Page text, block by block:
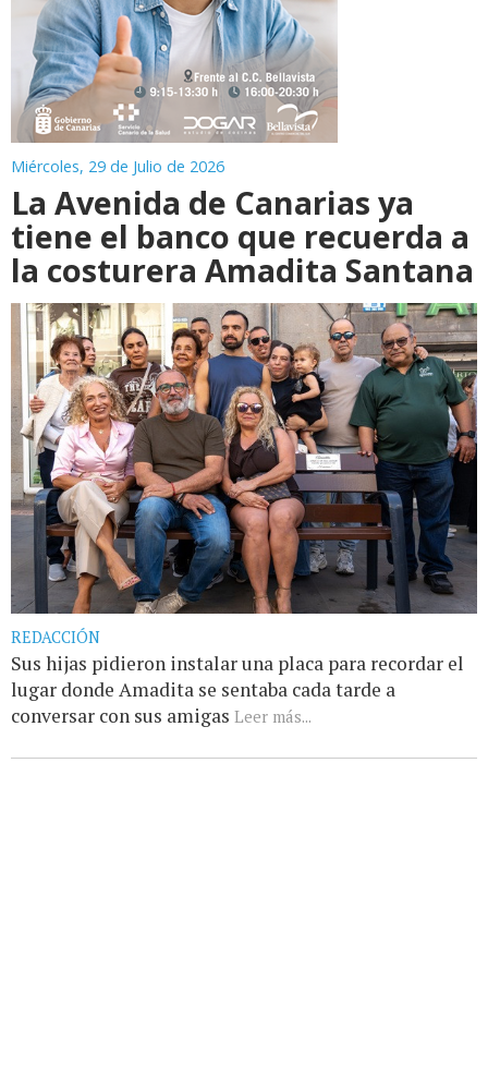
Miércoles, 29 de Julio de 2026
La Avenida de Canarias ya
tiene el banco que recuerda a
la costurera Amadita Santana
REDACCIÓN
Sus hijas pidieron instalar una placa para recordar el
lugar donde Amadita se sentaba cada tarde a
conversar con sus amigas Leer más...